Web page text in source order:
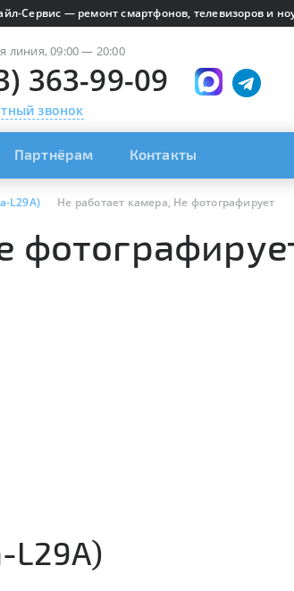
Сервис — ремонт смартфонов, телевизоров и
линия, 09:00 — 20:00
363-99-09
звонок
Партнёрам Контакты
L29A) Не работает камера, Не фотографирует
L29A)